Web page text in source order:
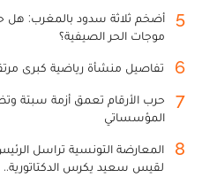
5
أضخم ثلاثة سدود بالمغرب:
موجات الحر الصيفية؟
6 تفاصيل منشأة رياضية كبرى
7
حرب الأرقام تعمق أزمة سبتة
المؤسساتي
8
المعارضة التونسية تراسل
لقيس سعيد يكرس